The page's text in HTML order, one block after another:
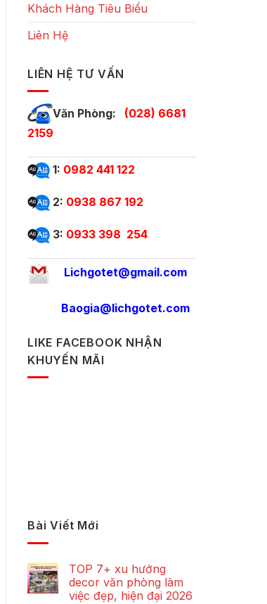
Khách Hàng Tiêu Biểu
Liên Hệ
LIÊN HỆ TƯ VẤN
Văn Phòng: (028) 6681
2159
1: 0982 441 122
2: 0938 867 192
3: 0933 398 254
Lichgotet@gmail.com
Baogia@lichgotet.com
LIKE FACEBOOK NHẬN
KHUYẾN MÃI
Bài Viết Mới
TOP 7+ xu hướng
decor văn phòng làm
việc đẹp, hiện đại 2026